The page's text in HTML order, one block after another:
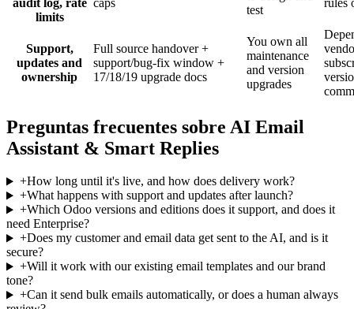
limits
test
Support,
updates and
ownership
Full source handover +
support/bug-fix window +
17/18/19 upgrade docs
You own all
maintenance
and version
upgrades
Preguntas frecuentes sobre AI Email
Assistant & Smart Replies
+How long until it's live, and how does delivery work?
+What happens with support and updates after launch?
+Which Odoo versions and editions does it support, and does it
need Enterprise?
+Does my customer and email data get sent to the AI, and is it
secure?
+Will it work with our existing email templates and our brand
tone?
+Can it send bulk emails automatically, or does a human always